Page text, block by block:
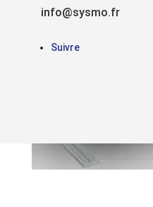
info@sysmo.fr
Suivre